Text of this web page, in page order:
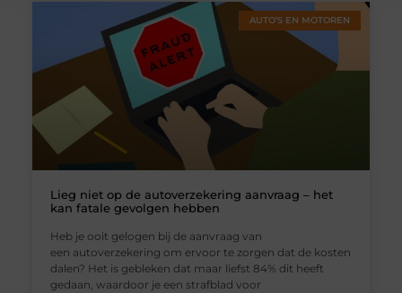
AUTO’S EN MOTOREN
Lieg niet op de autoverzekering aanvraag – het
kan fatale gevolgen hebben
Heb je ooit gelogen bij de aanvraag van
een autoverzekering om ervoor te zorgen dat de kosten
dalen? Het is gebleken dat maar liefst 84% dit heeft
gedaan, waardoor je een strafblad voor